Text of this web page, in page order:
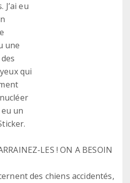
eu
une
qui
un
LES ! ON A BESOIN
des chiens accidentés,